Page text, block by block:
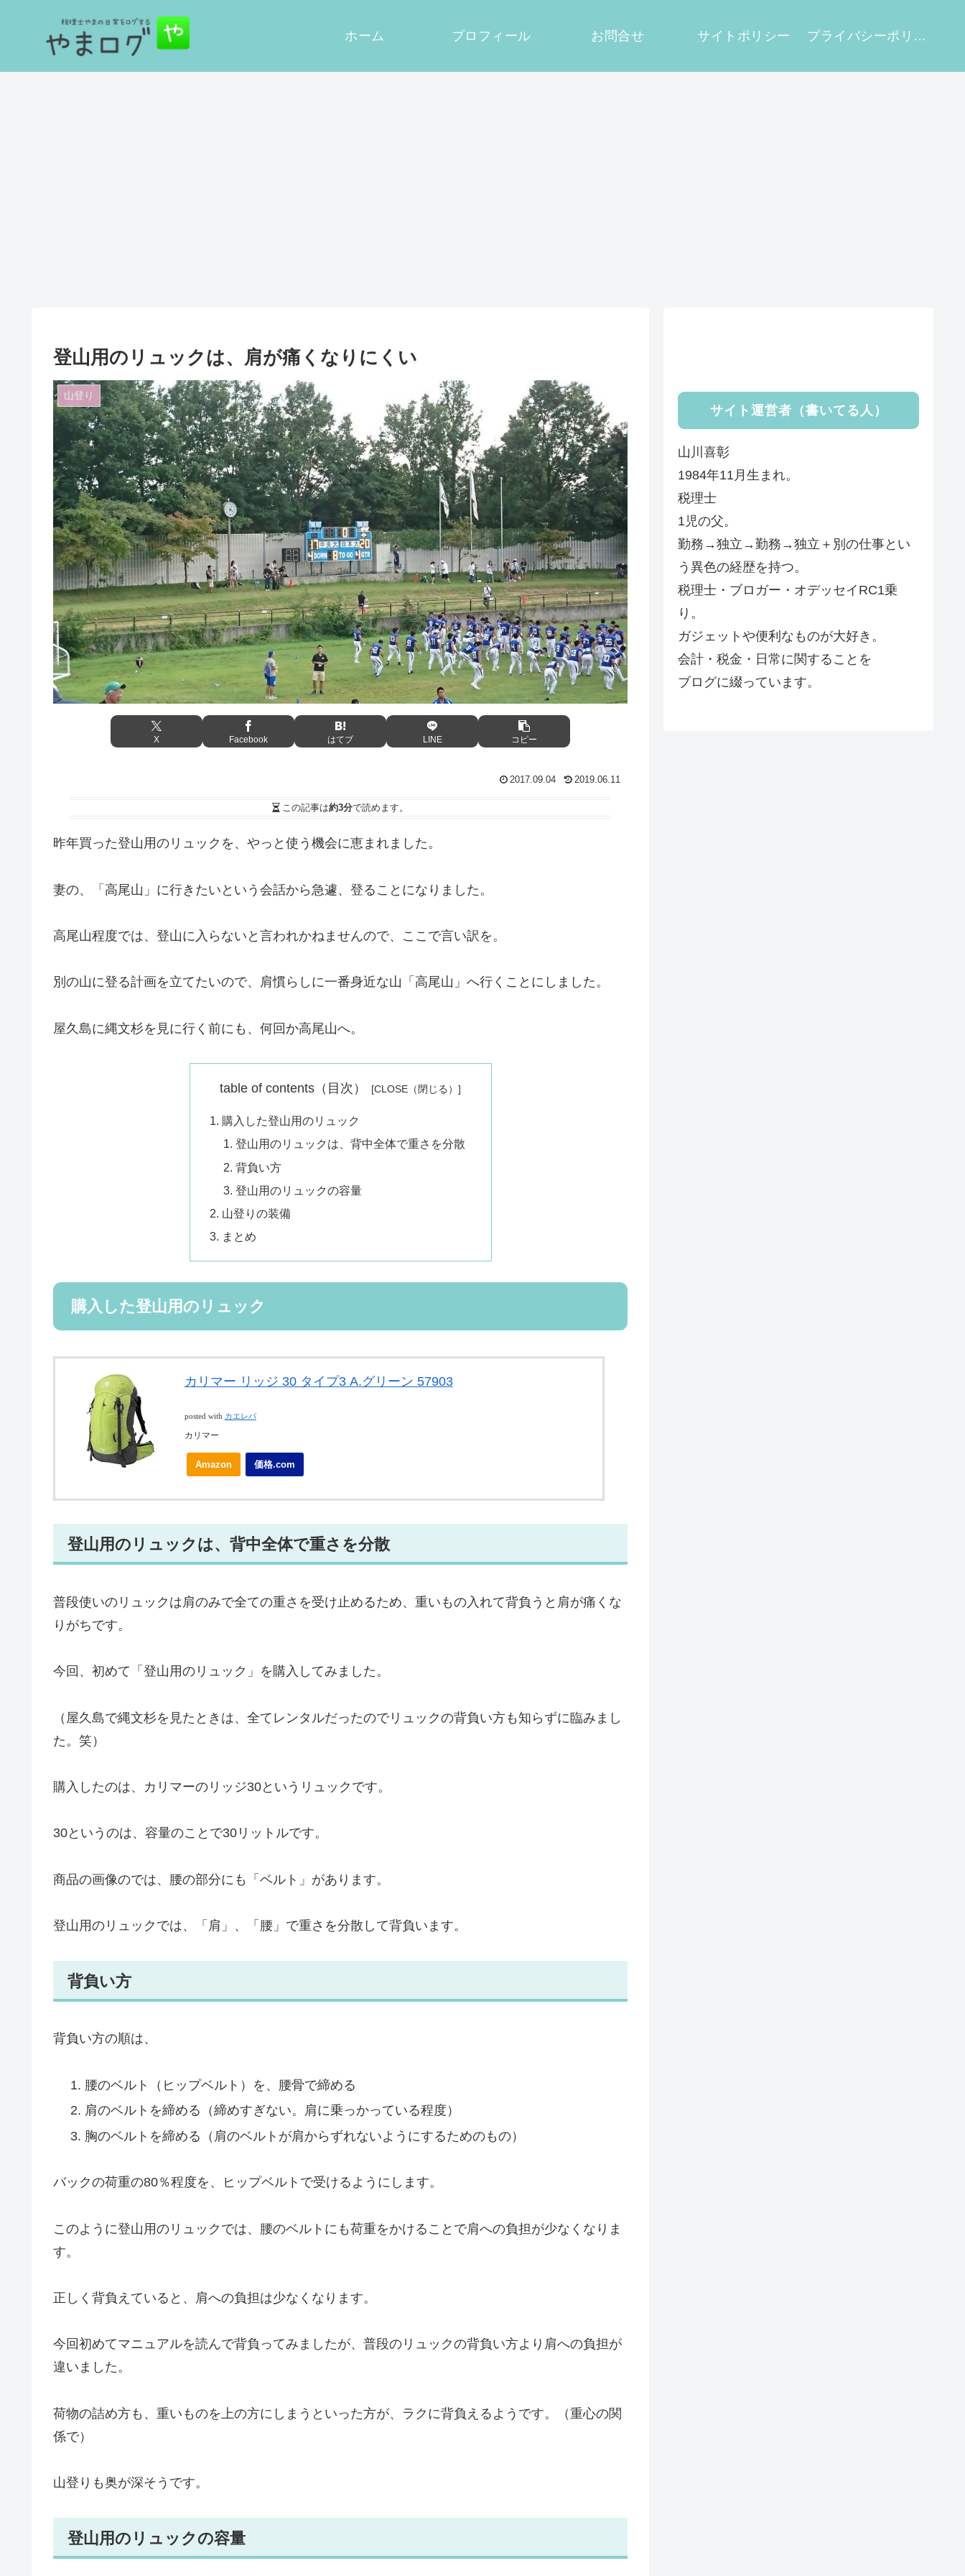
ホーム プロフィール お問合せ サイトポリシー プライバシーポリシー
登山用のリュックは、肩が痛くなりにくい
山登り
X Facebook はてブ LINE コピー
2017.09.04 2019.06.11
この記事は約3分で読めます。
昨年買った登山用のリュックを、やっと使う機会に恵まれました。
妻の、「高尾山」に行きたいという会話から急遽、登ることになりました。
高尾山程度では、登山に入らないと言われかねませんので、ここで言い訳を。
別の山に登る計画を立てたいので、肩慣らしに一番身近な山「高尾山」へ行くことにしました。
屋久島に縄文杉を見に行く前にも、何回か高尾山へ。
table of contents（目次）
購入した登山用のリュック
登山用のリュックは、背中全体で重さを分散
背負い方
登山用のリュックの容量
山登りの装備
まとめ
購入した登山用のリュック
カリマー リッジ 30 タイプ3 A.グリーン 57903
posted with カエレバ
カリマー
Amazon 価格.com
登山用のリュックは、背中全体で重さを分散
普段使いのリュックは肩のみで全ての重さを受け止めるため、重いもの入れて背負うと肩が痛くな
りがちです。
今回、初めて「登山用のリュック」を購入してみました。
（屋久島で縄文杉を見たときは、全てレンタルだったのでリュックの背負い方も知らずに臨みまし
た。笑）
購入したのは、カリマーのリッジ30というリュックです。
30というのは、容量のことで30リットルです。
商品の画像のでは、腰の部分にも「ベルト」があります。
登山用のリュックでは、「肩」、「腰」で重さを分散して背負います。
背負い方
背負い方の順は、
腰のベルト（ヒップベルト）を、腰骨で締める
肩のベルトを締める（締めすぎない。肩に乗っかっている程度）
胸のベルトを締める（肩のベルトが肩からずれないようにするためのもの）
バックの荷重の80％程度を、ヒップベルトで受けるようにします。
このように登山用のリュックでは、腰のベルトにも荷重をかけることで肩への負担が少なくなりま
す。
正しく背負えていると、肩への負担は少なくなります。
今回初めてマニュアルを読んで背負ってみましたが、普段のリュックの背負い方より肩への負担が
違いました。
荷物の詰め方も、重いものを上の方にしまうといった方が、ラクに背負えるようです。（重心の関
係で）
山登りも奥が深そうです。
登山用のリュックの容量
サイト運営者（書いてる人）
山川喜彰
1984年11月生まれ。
税理士
1児の父。
勤務→独立→勤務→独立＋別の仕事とい
う異色の経歴を持つ。
税理士・ブロガー・オデッセイRC1乗
り。
ガジェットや便利なものが大好き。
会計・税金・日常に関することを
ブログに綴っています。